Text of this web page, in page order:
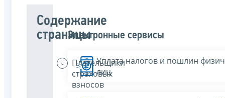
Содержание
страницы
Плательщики
страховых
взносов
Электронные сервисы
Уплата налогов и пошлин
лиц